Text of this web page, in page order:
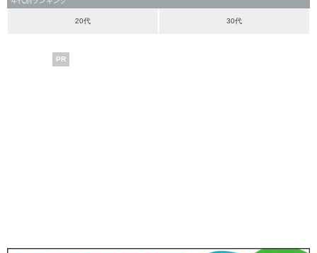
20代 30代
PR